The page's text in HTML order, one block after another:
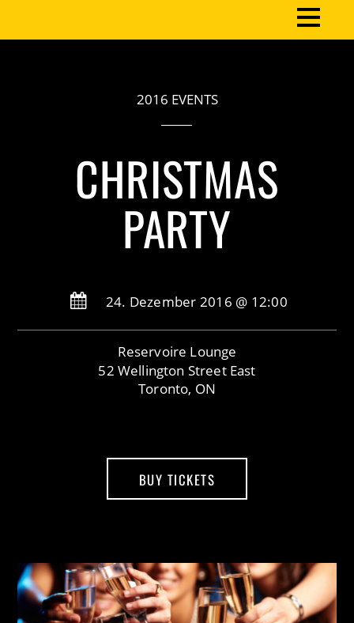
2016 EVENTS
CHRISTMAS
PARTY
24. Dezember 2016 @ 12:00
Reservoire Lounge
52 Wellington Street East
Toronto, ON
BUY TICKETS